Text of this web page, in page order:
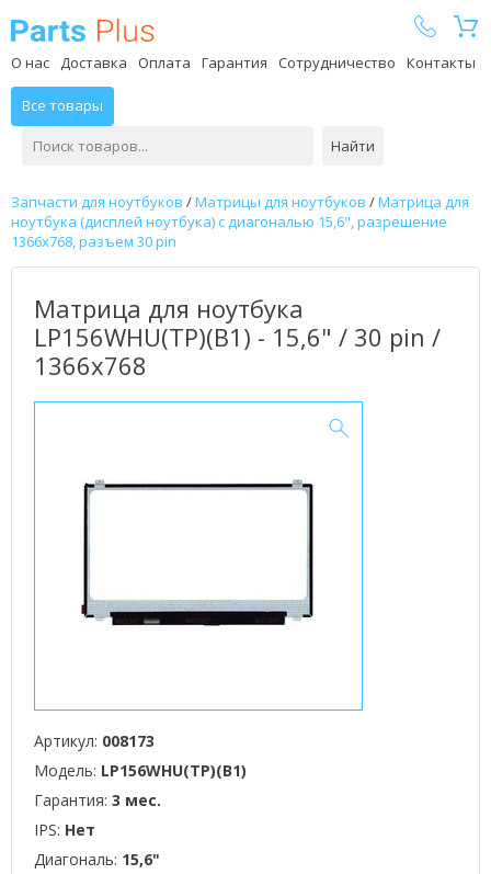
О нас Доставка Оплата Гарантия Сотрудничество Контакты
Все товары
Найти
Запчасти для ноутбуков /Матрицы для ноутбуков /Матрица для
ноутбука (дисплей ноутбука) с диагональю 15,6", разрешение
1366x768, разъем 30 pin
Матрица для ноутбука
LP156WHU(TP)(B1) - 15,6" / 30 pin /
1366x768
Артикул: 008173
Модель: LP156WHU(TP)(B1)
Гарантия: 3 мес.
IPS: Нет
Диагональ: 15,6"